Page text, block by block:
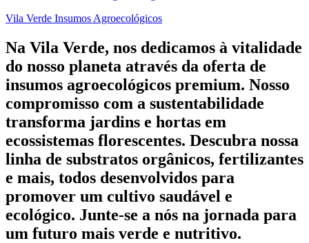
Vila Verde Insumos Agroecológicos
Na Vila Verde, nos dedicamos à vitalidade
do nosso planeta através da oferta de
insumos agroecológicos premium. Nosso
compromisso com a sustentabilidade
transforma jardins e hortas em
ecossistemas florescentes. Descubra nossa
linha de substratos orgânicos, fertilizantes
e mais, todos desenvolvidos para
promover um cultivo saudável e
ecológico. Junte-se a nós na jornada para
um futuro mais verde e nutritivo.